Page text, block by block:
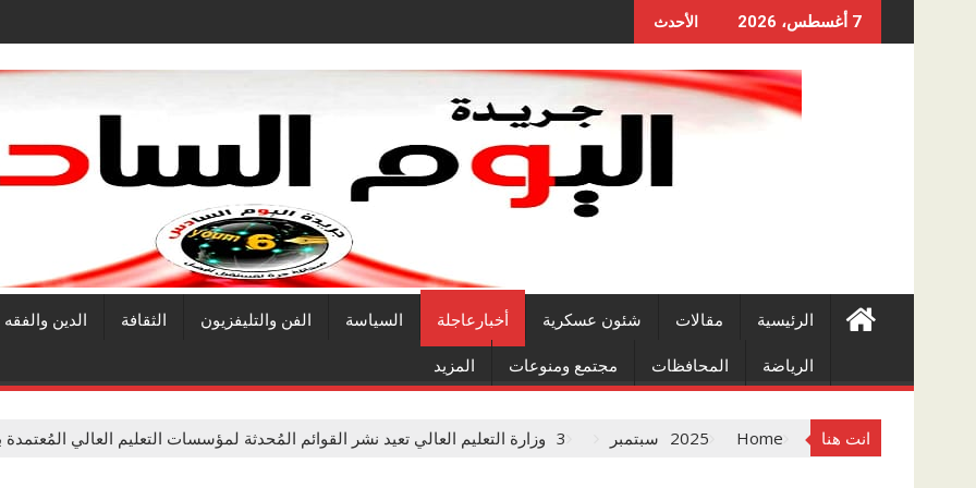
to
7 أغسطس، 2026 الأحدث
الرئيسية مقالات شئون عسكرية أخبارعاجلة السياسة الفن والتليفزيون الثقافة الدين والفقه
الرياضة المحافظات مجتمع ومنوعات المزيد
انت هنا Home
2025 سبتمبر 3 وزارة التعليم العالي تعيد نشر القوائم المُحدثة لمؤسسات التعليم العالي